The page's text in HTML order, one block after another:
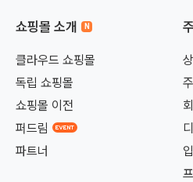
쇼핑몰 소개
클라우드 쇼핑몰
독립 쇼핑몰
쇼핑몰 이전
퍼드림
파트너